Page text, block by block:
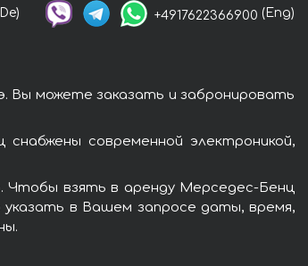
De) +4917622366900 (Eng)
Вы можете заказать и забронировать
современной электроникой,
Чтобы взять в аренду Мерседес-Бенц
указать в Вашем запросе даты, время,